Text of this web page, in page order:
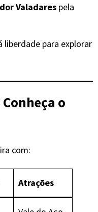
Valadares pela
para explorar
o
com:
Atrações